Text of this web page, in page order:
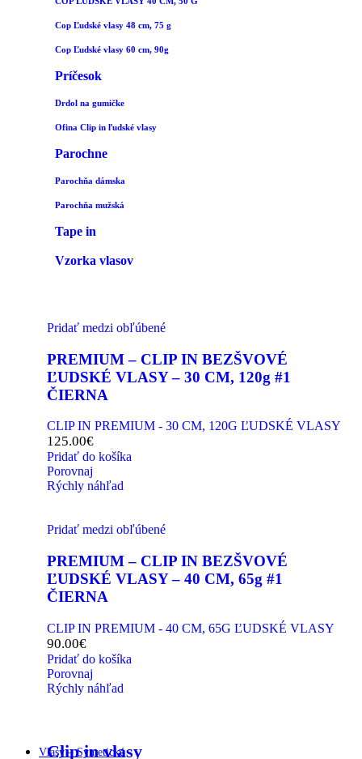
Cop Ľudské vlasy 48 cm, 75 g
Cop Ľudské vlasy 60 cm, 90g
Príčesok
Drdol na gumičke
Ofina Clip in ľudské vlasy
Parochne
Parochňa dámska
Parochňa mužská
Tape in
Vzorka vlasov
Pridať medzi obľúbené
PREMIUM – CLIP IN BEZŠVOVÉ
ĽUDSKÉ VLASY – 30 CM, 120g #1
ČIERNA
CLIP IN PREMIUM - 30 CM, 120G ĽUDSKÉ VLASY
125.00€
Pridať do košíka
Porovnaj
Rýchly náhľad
Pridať medzi obľúbené
PREMIUM – CLIP IN BEZŠVOVÉ
ĽUDSKÉ VLASY – 40 CM, 65g #1
ČIERNA
CLIP IN PREMIUM - 40 CM, 65G ĽUDSKÉ VLASY
90.00€
Pridať do košíka
Porovnaj
Rýchly náhľad
Vlasy – Syntetické
Clip in vlasy